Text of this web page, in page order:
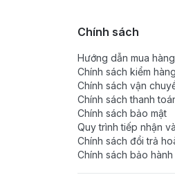
Chính sách
Hướng dẫn mua hàng
Chính sách kiểm hàng
Chính sách vận
Chính sách thanh
Chính sách bảo mật
Quy trình tiếp nhận
Chính sách đổi trả
Chính sách bảo hành